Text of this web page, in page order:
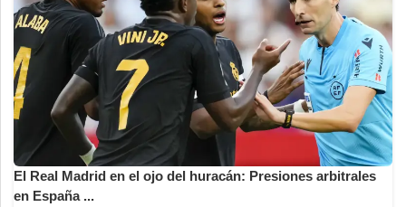
El Real Madrid en el ojo del huracán: Presiones arbitrales
en España ...